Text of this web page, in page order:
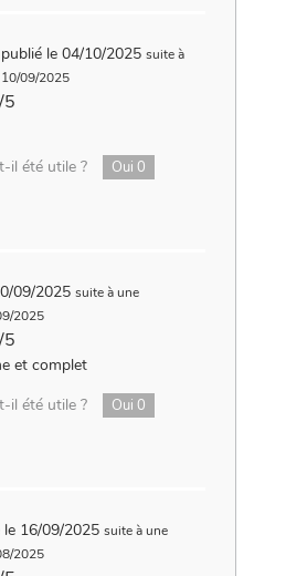
publié le 04/10/2025 suite à
09/2025
5
il été utile ?
Oui 0
09/2025 suite à une
2025
5
et complet
il été utile ?
Oui 0
le 16/09/2025 suite à une
2025